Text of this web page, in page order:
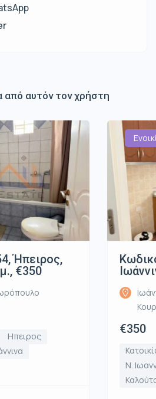
από αυτόν τον χρήστη
Ήπειρος,
€350
Ηπειρος
€350
Ν.